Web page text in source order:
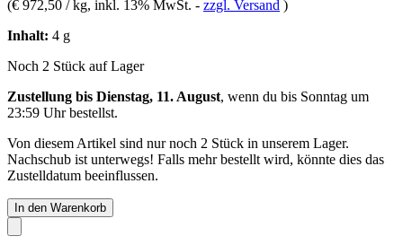
(€ 972,50 / kg, inkl. 13% MwSt. - zzgl. Versand )
Inhalt: 4 g
Noch 2 Stück auf Lager
Zustellung bis Dienstag, 11. August, wenn du bis Sonntag um
23:59 Uhrbestellst.
Von diesem Artikel sind nur noch 2 Stück in unserem Lager.
Nachschub ist unterwegs! Falls mehr bestellt wird, könnte dies das
Zustelldatum beeinflussen.
In den Warenkorb